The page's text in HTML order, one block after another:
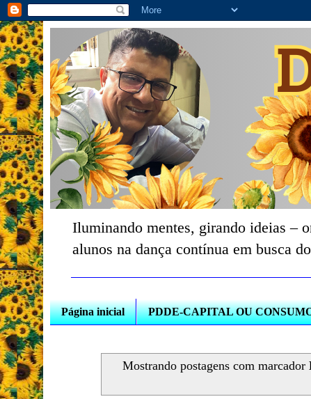
Iluminando mentes, girando ideias –
alunos na dança contínua em busca
Página inicial PDDE-CAPITAL OU
Mostrando postagens com marcador